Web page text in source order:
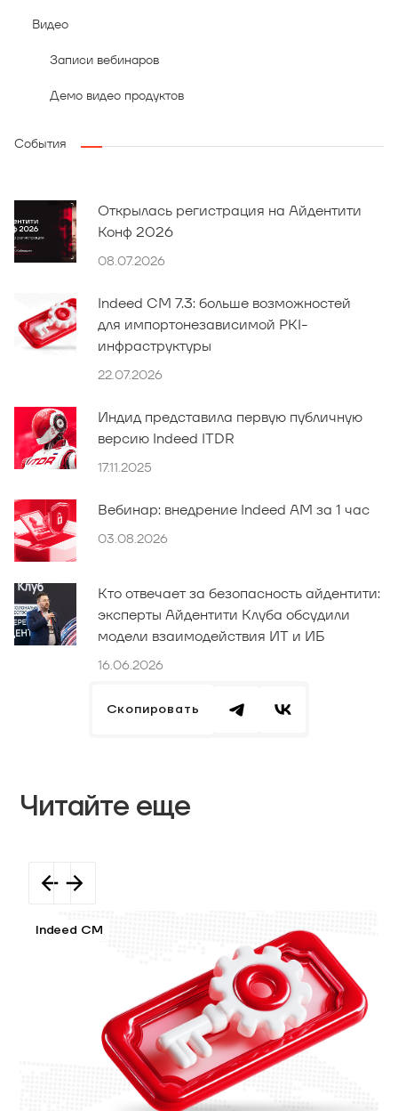
Видео
Записи вебинаров
Демо видео продуктов
События
Открылась регистрация на Айдентити
Конф 2026
08.07.2026
Indeed CM 7.3: больше возможностей
для импортонезависимой PKI-
инфраструктуры
22.07.2026
Индид представила первую публичную
версию Indeed ITDR
17.11.2025
Вебинар: внедрение Indeed AM за 1 час
03.08.2026
Кто отвечает за безопасность айдентити:
эксперты Айдентити Клуба обсудили
модели взаимодействия ИТ и ИБ
16.06.2026
Скопировать
Читайте еще
Indeed CM